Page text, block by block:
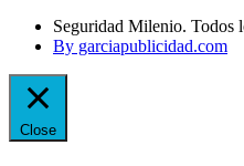
Seguridad Milenio. Todos
By garciapublicidad.com
Close